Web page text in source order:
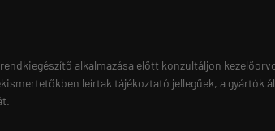
alkalmazása előtt konzultáljon
leírtak tájékoztató jellegűek, a